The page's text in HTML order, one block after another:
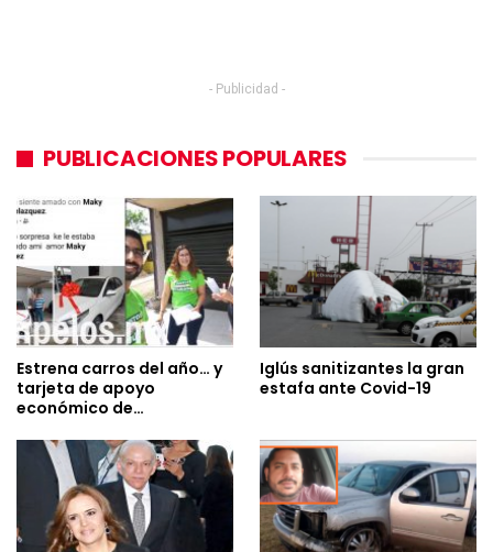
- Publicidad -
PUBLICACIONES POPULARES
Estrena carros del año… y
tarjeta de apoyo
económico de…
Iglús sanitizantes la gran
estafa ante Covid-19